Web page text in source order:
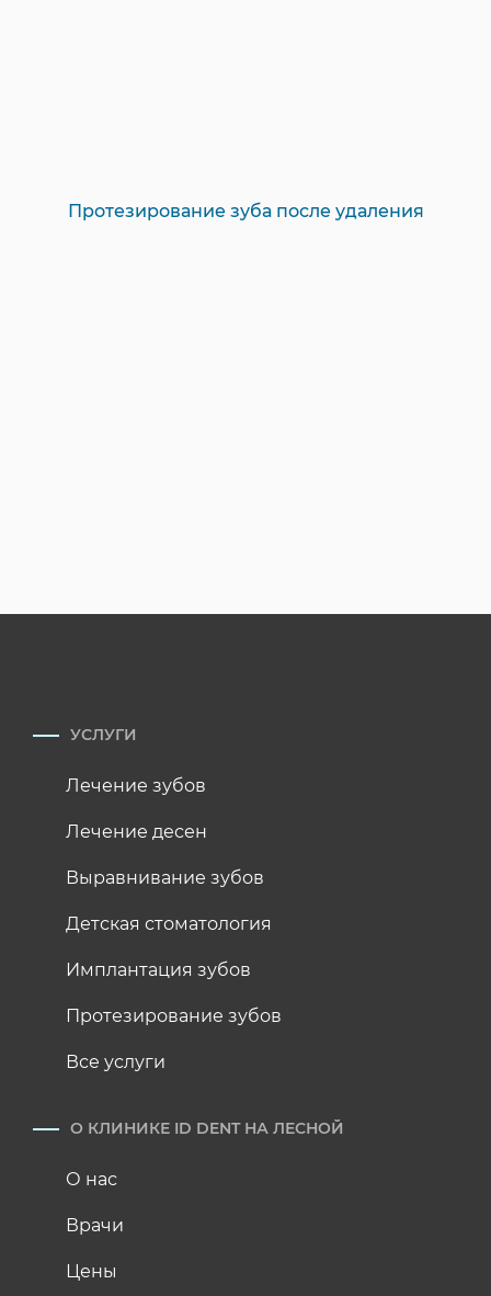
Протезирование зуба после удаления
УСЛУГИ
Лечение зубов
Лечение десен
Выравнивание зубов
Детская стоматология
Имплантация зубов
Протезирование зубов
Все услуги
О КЛИНИКЕ ID DENT НА ЛЕСНОЙ
О нас
Врачи
Цены